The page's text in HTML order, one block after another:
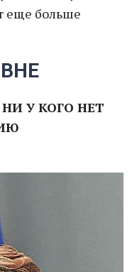
еще больше
У КОГО НЕТ